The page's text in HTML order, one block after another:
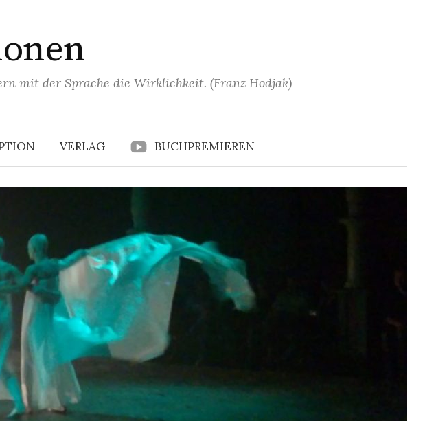
mit der Sprache die Wirklichkeit. (Franz Hodjak)
VERLAG BUCHPREMIEREN